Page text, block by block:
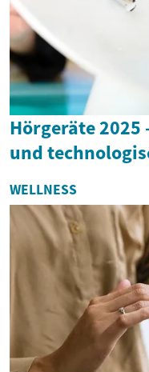
Hörgeräte 2025
und
WELLNESS